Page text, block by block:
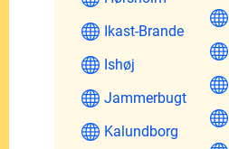
Ikast-Brande
Ishøj
Jammerbugt
Kalundborg